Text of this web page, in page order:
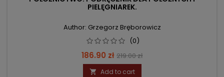
PIELĘGNIAREK.
Author: Grzegorz Bręborowicz
(0)
Price
186.90 zł Regular
price
219.00 zł
 Add to cart